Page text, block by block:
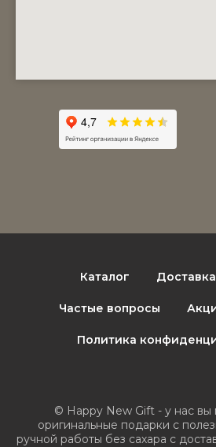
Каталог
Частые вопросы
Политика
© Happy New Gift - у нас вы
оригинальные подарки с
ручной работы без сахара с